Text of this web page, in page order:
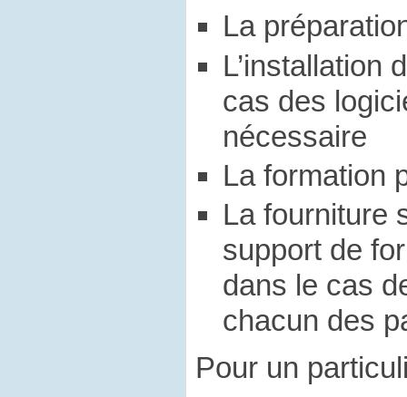
La
L’installation
cas des
nécessaire
La formation
La fourniture
support de
dans le cas
chacun des
Pour un